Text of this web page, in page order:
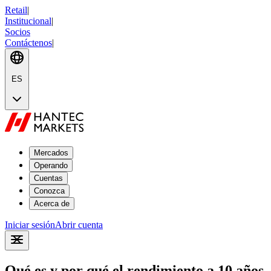
Retail|
Institucional|
Socios
Contáctenos|
ES
Mercados
Operando
Cuentas
Conozca
Acerca de
Iniciar sesiónAbrir cuenta